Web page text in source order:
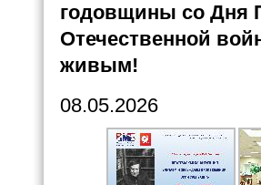
годовщины со Дня
Отечественной
живым!
08.05.2026